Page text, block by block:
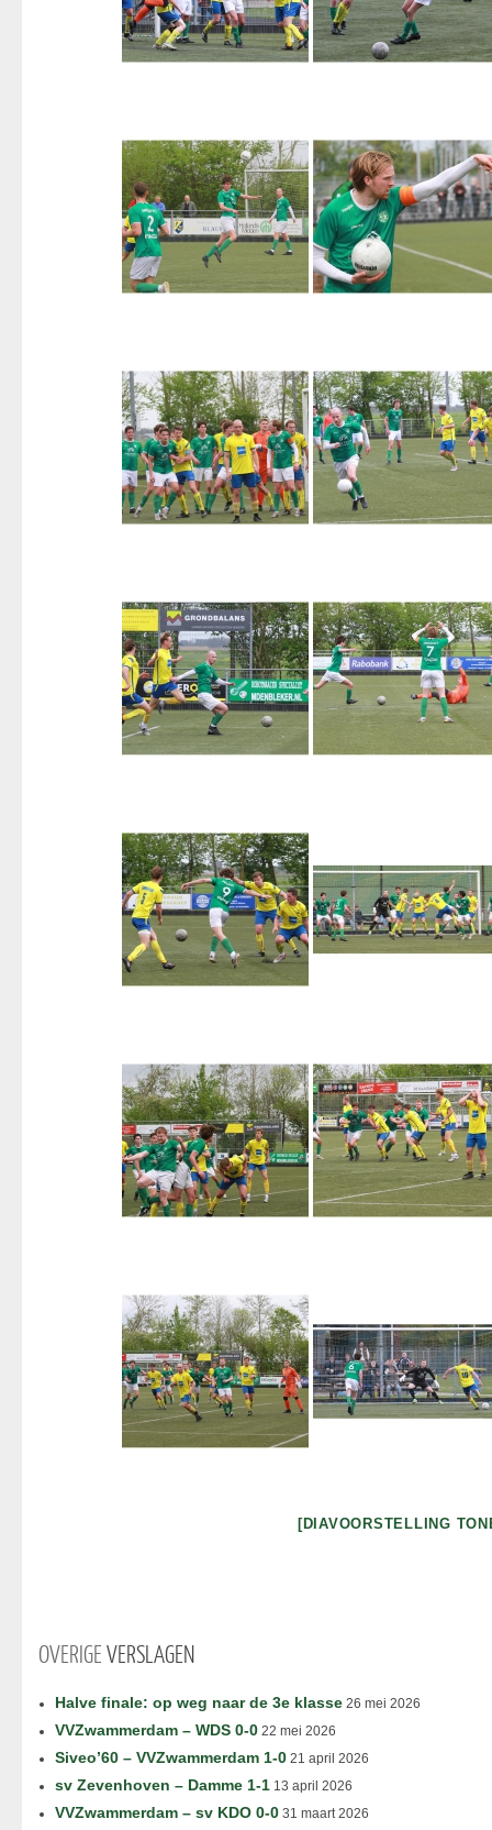
[DIAVOORSTELLING
OVERIGEVERSLAGEN
Halve finale: op weg naar de 3e klasse 26 mei 2026
VVZwammerdam – WDS 0-0 22 mei 2026
Siveo’60 – VVZwammerdam 1-0 21 april 2026
sv Zevenhoven – Damme 1-1 13 april 2026
VVZwammerdam – sv KDO 0-0 31 maart 2026